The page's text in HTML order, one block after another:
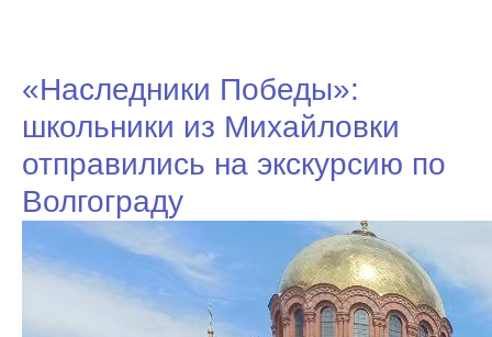
«Наследники Победы»:
школьники из Михайловки
отправились на экскурсию по
Волгограду